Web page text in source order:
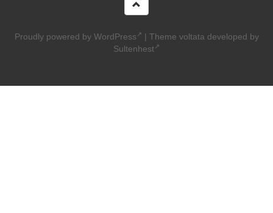
Proudly powered by WordPress | Theme voltata developed by
Sultenhest